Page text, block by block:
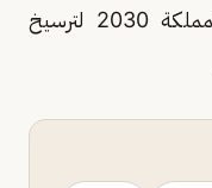
والخدمات اللوجستية وفق رؤية المملكة 2030 لترسيخ